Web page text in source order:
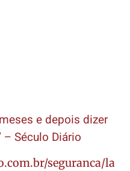
e depois dizer
– Século Diário
seguranca/la